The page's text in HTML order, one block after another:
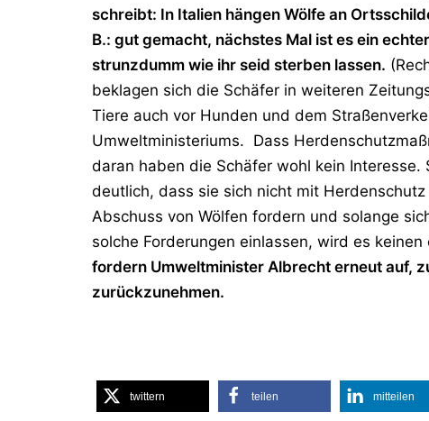
schreibt: In Italien hängen Wölfe an
B.: gut gemacht, nächstes Mal ist es ein
strunzdumm wie ihr seid sterben lassen.
beklagen sich die Schäfer in weiteren
Tiere auch vor Hunden und dem
Umweltministeriums. Dass
daran haben die Schäfer wohl kein
deutlich, dass sie sich nicht mit
Abschuss von Wölfen fordern und solange
solche Forderungen einlassen, wird es
fordern Umweltminister Albrecht erneut auf,
zurückzunehmen.
twittern teilen mitteilen